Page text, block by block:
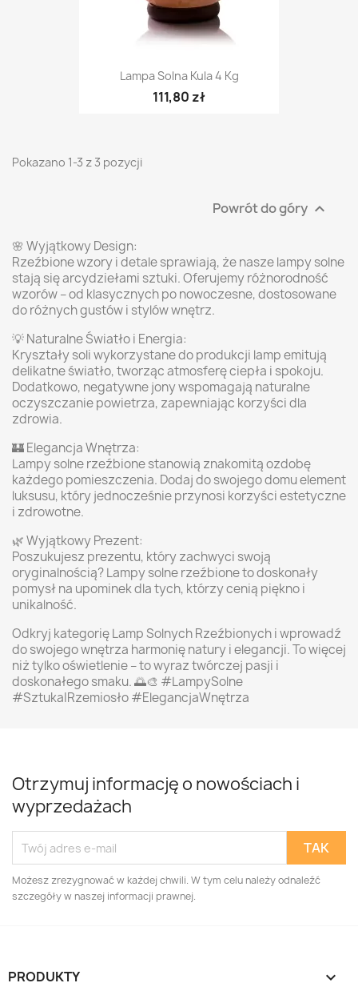
Lampa Solna Kula 4 Kg
111,80 zł
Pokazano 1-3 z 3 pozycji
Powrót do góry 
🌸 Wyjątkowy Design:
Rzeźbione wzory i detale sprawiają, że nasze lampy solne
stają się arcydziełami sztuki. Oferujemy różnorodność
wzorów – od klasycznych po nowoczesne, dostosowane
do różnych gustów i stylów wnętrz.
💡 Naturalne Światło i Energia:
Kryształy soli wykorzystane do produkcji lamp emitują
delikatne światło, tworząc atmosferę ciepła i spokoju.
Dodatkowo, negatywne jony wspomagają naturalne
oczyszczanie powietrza, zapewniając korzyści dla
zdrowia.
🏰 Elegancja Wnętrza:
Lampy solne rzeźbione stanowią znakomitą ozdobę
każdego pomieszczenia. Dodaj do swojego domu element
luksusu, który jednocześnie przynosi korzyści estetyczne
i zdrowotne.
🌿 Wyjątkowy Prezent:
Poszukujesz prezentu, który zachwyci swoją
oryginalnością? Lampy solne rzeźbione to doskonały
pomysł na upominek dla tych, którzy cenią piękno i
unikalność.
Odkryj kategorię Lamp Solnych Rzeźbionych i wprowadź
do swojego wnętrza harmonię natury i elegancji. To więcej
niż tylko oświetlenie – to wyraz twórczej pasji i
doskonałego smaku. 🌅🎨 #LampySolne
#SztukaIRzemiosło #ElegancjaWnętrza
Otrzymuj informację o nowościach i
wyprzedażach
Możesz zrezygnować w każdej chwili. W tym celu należy odnaleźć
szczegóły w naszej informacji prawnej.
PRODUKTY 